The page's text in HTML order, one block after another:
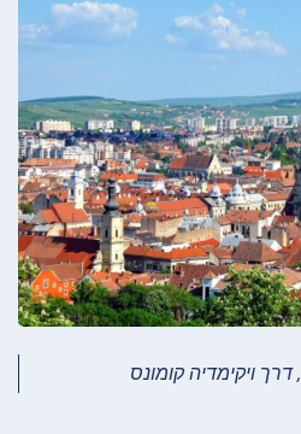
, דרך ויקימדיה קומונס